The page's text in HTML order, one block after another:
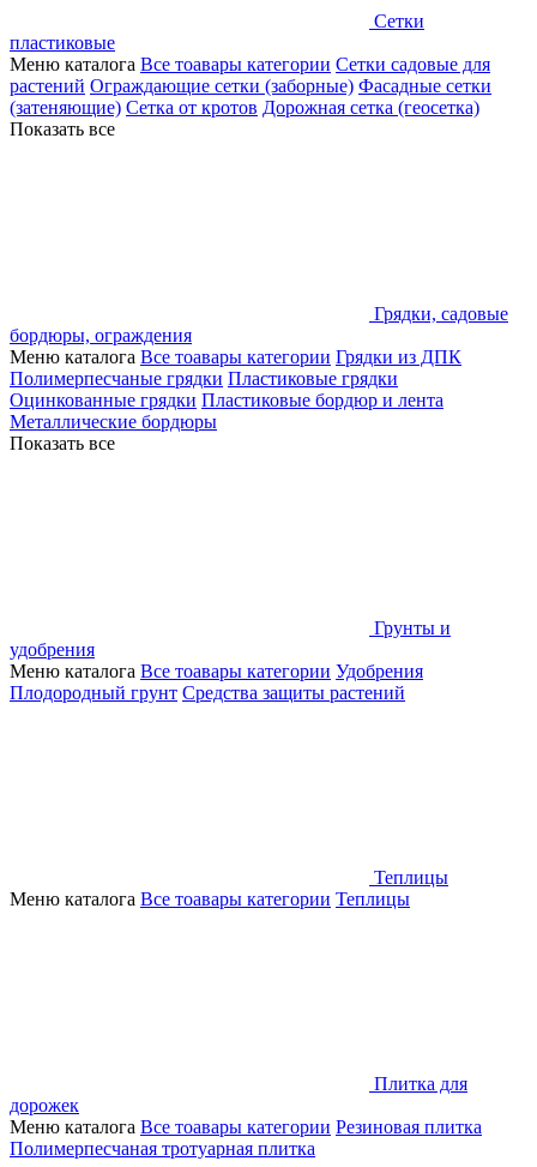
Сетки
пластиковые
Меню каталога Все тоавары категории Сетки садовые для
растений Ограждающие сетки (заборные) Фасадные сетки
(затеняющие) Сетка от кротов Дорожная сетка (геосетка)
Показать все
Грядки, садовые
бордюры, ограждения
Меню каталога Все тоавары категории Грядки из ДПК
Полимерпесчаные грядки Пластиковые грядки
Оцинкованные грядки Пластиковые бордюр и лента
Металлические бордюры
Показать все
Грунты и
удобрения
Меню каталога Все тоавары категории Удобрения
Плодородный грунт Средства защиты растений
Теплицы
Меню каталога Все тоавары категории Теплицы
Плитка для
дорожек
Меню каталога Все тоавары категории Резиновая плитка
Полимерпесчаная тротуарная плитка